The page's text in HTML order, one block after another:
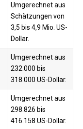
Umgerechnet aus
Schätzungen von
3,5 bis 4,9 Mio. US-
Dollar.
Umgerechnet aus
232.000 bis
318.000 US-Dollar.
Umgerechnet aus
298.826 bis
416.158 US-Dollar.